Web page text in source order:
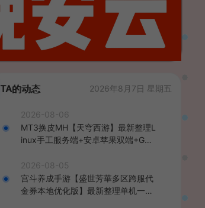
TA的动态 2026年8月7日 星期五
2026-08-06
MT3换皮MH【天穹西游】最新整理L
inux手工服务端+安卓苹果双端+GM
教程
2026-08-05
宫斗养成手游【盛世芳華多区跨服代
金券本地优化版】最新整理单机一键